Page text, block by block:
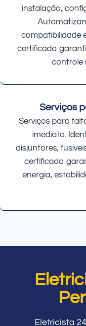
instalação,
compatibilidade
certificado
controle
Serviços
Serviços para
imediato.
disjuntores,
certificado
energia,
Eletricista